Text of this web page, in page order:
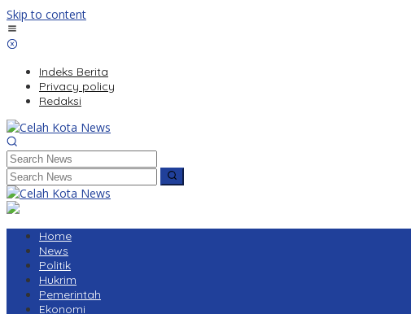
Skip to content
Indeks Berita
Privacy policy
Redaksi
Home
News
Politik
Hukrim
Pemerintah
Ekonomi